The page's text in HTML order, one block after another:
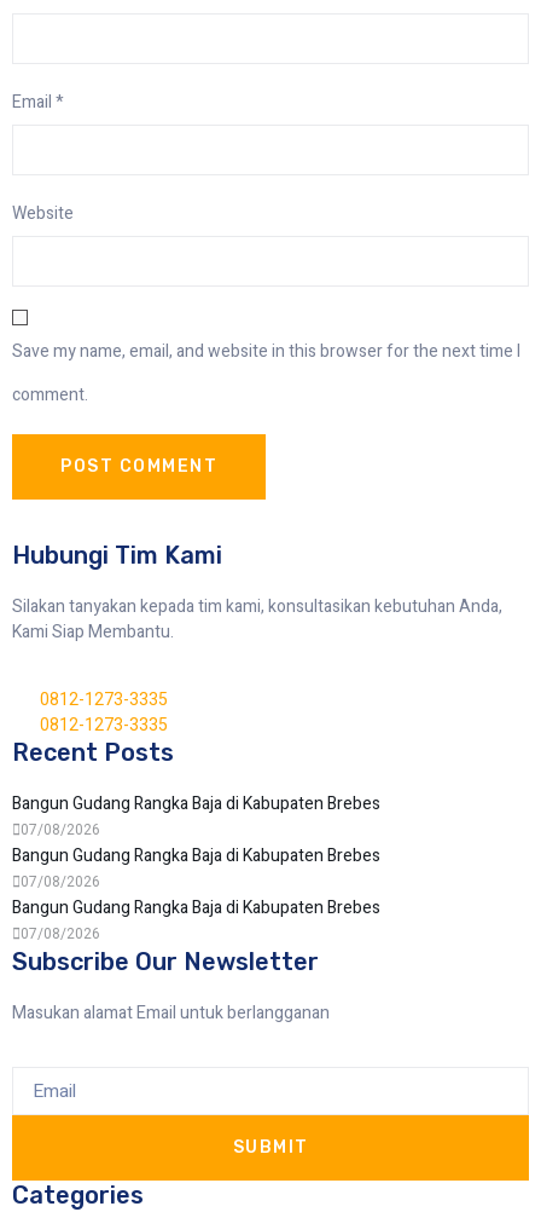
Email*
Website
Save my name, email, and website in this browser for the next time I
comment.
Hubungi Tim Kami
Silakan tanyakan kepada tim kami, konsultasikan kebutuhan Anda,
Kami Siap Membantu.
0812-1273-3335
0812-1273-3335
Recent Posts
Bangun Gudang Rangka Baja di Kabupaten Brebes
07/08/2026
Bangun Gudang Rangka Baja di Kabupaten Brebes
07/08/2026
Bangun Gudang Rangka Baja di Kabupaten Brebes
07/08/2026
Subscribe Our Newsletter
Masukan alamat Email untuk berlangganan
SUBMIT
Categories